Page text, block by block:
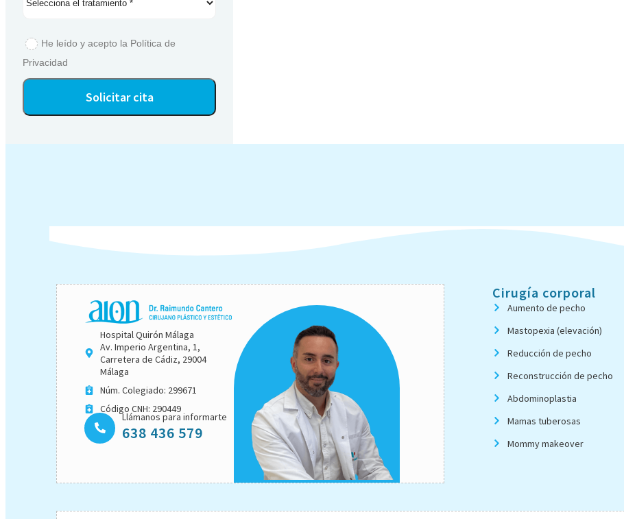
He leído y acepto la Política de
Privacidad
Hospital Quirón Málaga
Av. Imperio Argentina, 1,
Carretera de Cádiz, 29004
Málaga
Núm. Colegiado: 299671
Código CNH: 290449
Llámanos para informarte
638 436 579
Cirugía corporal
Aumento de pecho
Mastopexia (elevación)
Reducción de pecho
Reconstrucción de pecho
Abdominoplastia
Mamas tuberosas
Mommy makeover